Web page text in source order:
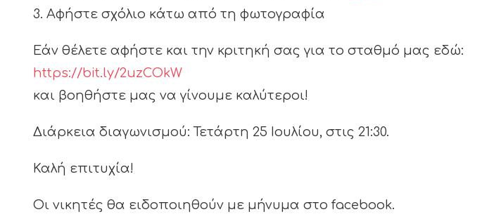
3. Αφήστε σχόλιο κάτω από τη φωτογραφία
Εάν θέλετε αφήστε και την κριτηκή σας για το σταθμό μας εδώ:
https://bit.ly/2uzCOkW
και βοηθήστε μας να γίνουμε καλύτεροι!
Διάρκεια διαγωνισμού: Τετάρτη 25 Ιουλίου, στις 21:30.
Καλή επιτυχία!
Οι νικητές θα ειδοποιηθούν με μήνυμα στο facebook.